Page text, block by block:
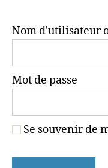
Nom d'utilisateur
Mot de passe
Se souvenir de